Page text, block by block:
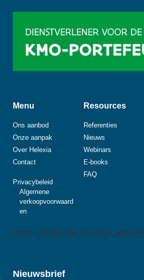
Menu
Ons aanbod
Onze aanpak
Over Helexia
Contact
Privacybeleid
Algemene
verkoopvoorwaard
en
[wpml_language_selector_widget]
Resources
Referenties
Nieuws
Webinars
E-books
FAQ
Nieuwsbrief